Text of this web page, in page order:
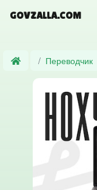
GOVZALLA.COM
Переводчик